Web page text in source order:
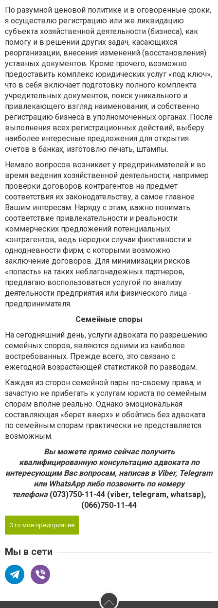
По разумной ценовой политике и в оговоренные сроки,
я осуществлю регистрацию или же ликвидацию
субъекта хозяйственной деятельности (бизнеса), как
помогу и в решении других задач, касающихся
реорганизации, внесения изменений (восстановления)
уставных документов. Кроме прочего, возможно
предоставить комплекс юридических услуг «под ключ»,
что в себя включает подготовку полного комплекта
учредительных документов, поиск уникального и
привлекающего взгляд наименования, и собственно
регистрацию бизнеса в уполномоченных органах. После
выполнения всех регистрационных действий, выберу
наиболее интересные предложения для открытия
счетов в банках, изготовлю печать, штампы.
Немало вопросов возникает у предпринимателей и во
время ведения хозяйственной деятельности, например
проверки договоров контрагентов на предмет
соответствия их законодательству, а самое главное
Вашим интересам. Наряду с этим, важно понимать
соответствие привлекательности и реальности
коммерческих предложений потенциальных
контрагентов, ведь нередки случаи фиктивности и
однодневности фирм, с которыми возможно
заключение договоров. Для минимизации рисков
«попасть» на таких неблагонадежных партнеров,
предлагаю воспользоваться услугой по анализу
деятельности предприятия или физического лица -
предпринимателя.
Семейные споры
На сегодняшний день, услуги адвоката по разрешению
семейных споров, являются одними из наиболее
востребованных. Прежде всего, это связано с
ежегодной возрастающей статистикой по разводам.
Каждая из сторон семейной пары по-своему права, и
зачастую не прибегать к услугам юриста по семейным
спорам вполне реально. Однако эмоциональная
составляющая «берет вверх» и обойтись без адвоката
по семейным спорам практически не представляется
возможным.
Вы можете прямо сейчас получить
квалифицированную консультацию адвоката по
интересующим Вас вопросам, написав в Viber, Telegram
или WhatsApp либо позвонить по номеру
телефона (073)750-11-44 (viber, telegram, whatsap),
(066)750-11-44
Это мое предприятие
Мы в сети